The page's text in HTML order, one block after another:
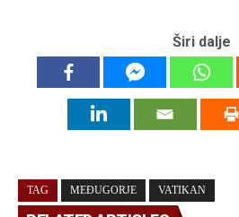
Širi dalje
TAG MEĐUGORJE VATIKAN